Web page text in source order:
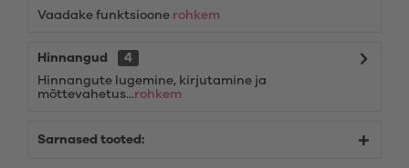
Vaadake funktsioone rohkem
Hinnangud
4
Hinnangute lugemine, kirjutamine ja
mõttevahetus...rohkem
Sarnased tooted: